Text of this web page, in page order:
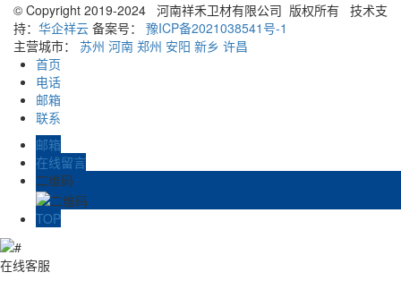
© Copyright 2019-2024 河南祥禾卫材有限公司 版权所有 技术支
持： 华企祥云 备案号： 豫ICP备2021038541号-1
主营城市： 苏州 河南 郑州 安阳 新乡 许昌
首页
电话
邮箱
联系
邮箱
在线留言
二维码
TOP
在线客服